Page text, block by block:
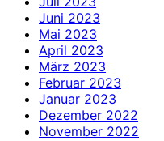
Juni 2023
Mai 2023
April 2023
März 2023
Februar 2023
Januar 2023
Dezember 2022
November 2022